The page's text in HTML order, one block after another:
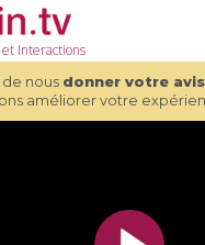
et Interactions
de nous donner votre avis
améliorer votre